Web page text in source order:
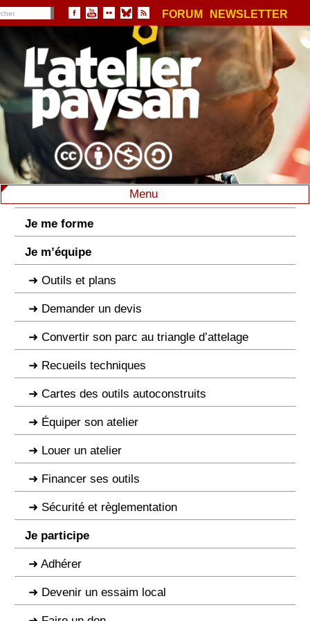
FORUM NEWSLETTER
Menu
Je me forme
Je m’équipe
Outils et plans
Demander un devis
Convertir son parc au triangle d’attelage
Recueils techniques
Cartes des outils autoconstruits
Équiper son atelier
Louer un atelier
Financer ses outils
Sécurité et règlementation
Je participe
Adhérer
Devenir un essaim local